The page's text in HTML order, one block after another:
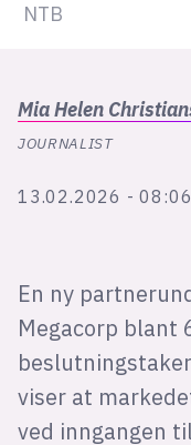
NTB
Mia Helen
JOURNALIST
13.02.2026 - 08:06
En ny
Megacorp blant
viser at
ved inngangen
nyhetsbrev
LinkedIn
Bluesky
annonseguide
Bli